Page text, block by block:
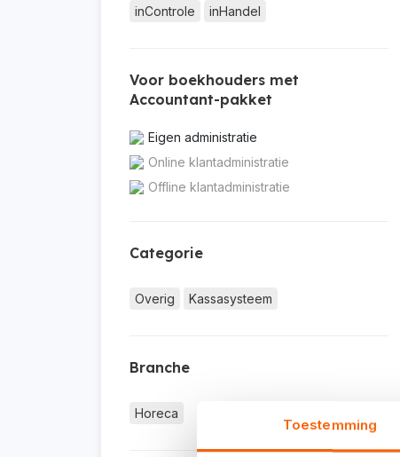
Toestemming
inControle
inHandel
Voor boekhouders met
Accountant-pakket
Eigen administratie
Online klantadministratie
Offline klantadministratie
Categorie
Overig Kassasysteem
Branche
Horeca